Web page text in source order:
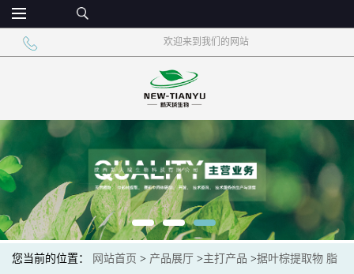
欢迎来到我们的网站
您当前的位置： 网站首页 > 产品展厅 >主打产品 >据叶棕提取物 脂